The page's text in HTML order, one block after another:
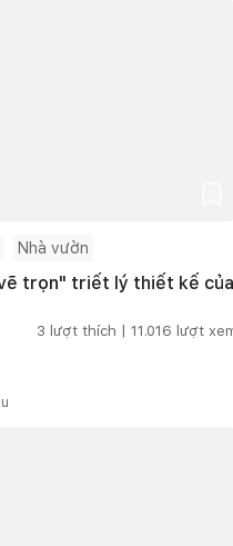
Nhà vườn
trọn" triết lý thiết kế của
3 lượt thích | 11.016 lượt